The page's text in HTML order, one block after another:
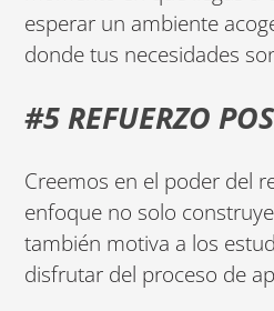
esperar un ambiente
donde tus necesidades
#5 REFUERZO
Creemos en el poder del
enfoque no solo
también motiva a los
disfrutar del proceso de